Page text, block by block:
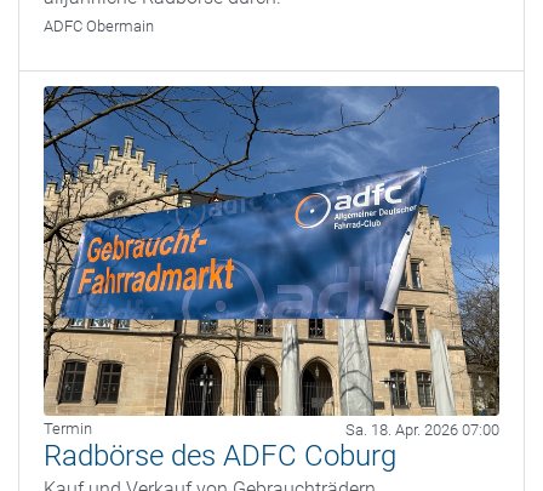
ADFC Obermain
Termin Sa. 18. Apr. 2026 07:00
Radbörse des ADFC Coburg